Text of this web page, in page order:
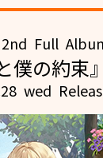
2nd Full
僕の約束』
wed